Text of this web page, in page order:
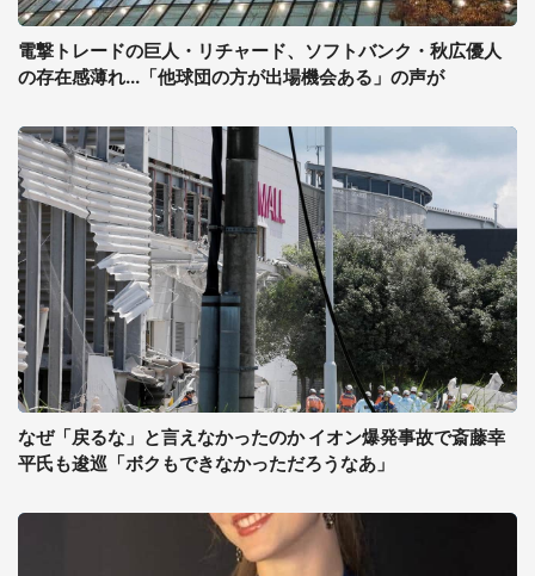
電撃トレードの巨人・リチャード、ソフトバンク・秋広優人
の存在感薄れ...「他球団の方が出場機会ある」の声が
なぜ「戻るな」と言えなかったのか イオン爆発事故で斎藤幸
平氏も逡巡「ボクもできなかっただろうなあ」